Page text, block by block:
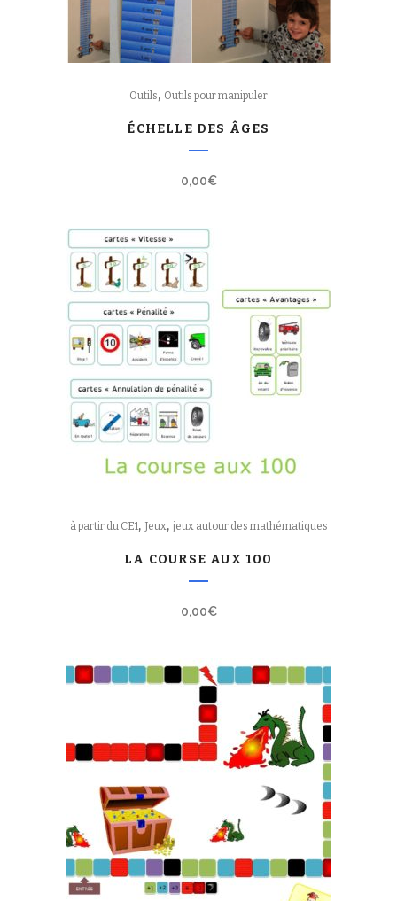
Outils, Outils pour manipuler
ÉCHELLE DES ÂGES
0,00€
à partir du CE1, Jeux, jeux autour des mathématiques
LA COURSE AUX 100
0,00€